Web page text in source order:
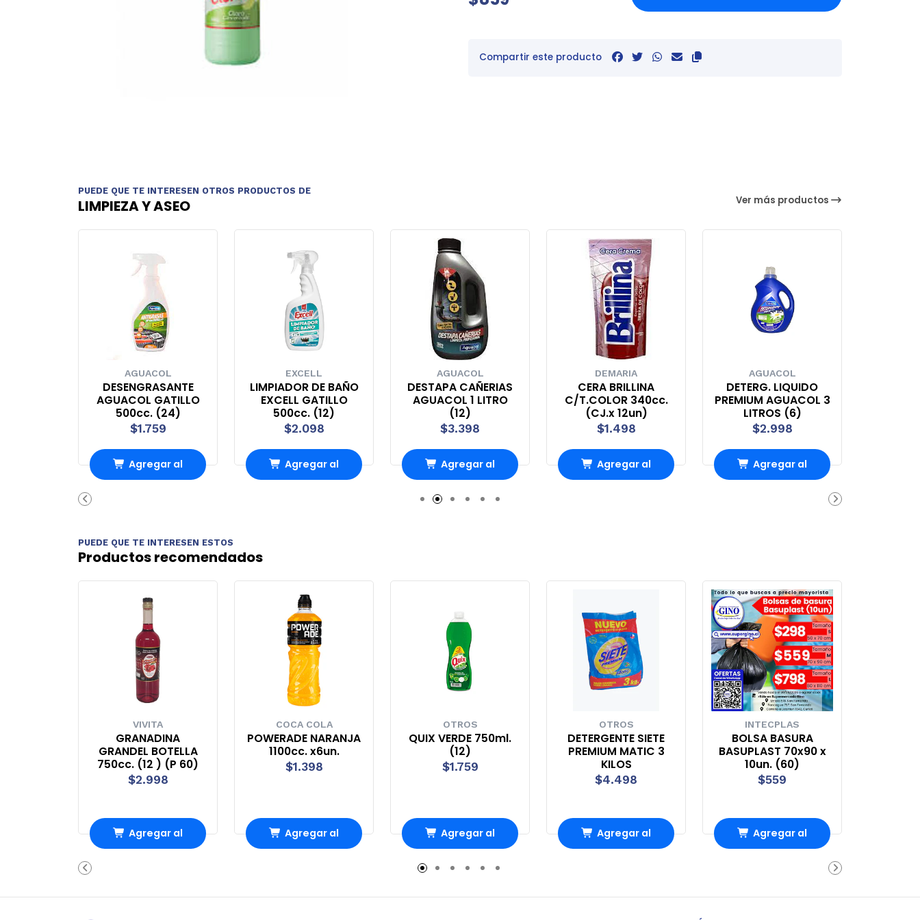
Compartir este producto
PUEDE QUE TE INTERESEN OTROS PRODUCTOS DE
LIMPIEZA Y ASEO Ver más productos
AGUACOL
DESENGRASANTE
AGUACOL GATILLO
500cc. (24)
$1.759
Agregar al
EXCELL
LIMPIADOR DE BAÑO
EXCELL GATILLO
500cc. (12)
$2.098
Agregar al
AGUACOL
DESTAPA CAÑERIAS
AGUACOL 1 LITRO
(12)
$3.398
Agregar al
carrito
DEMARIA
CERA BRILLINA
C/T.COLOR 340cc.
(CJ.x 12un)
$1.498
Agregar al
AGUACOL
DETERG. LIQUIDO
PREMIUM AGUACOL 3
LITROS (6)
$2.998
Agregar al
PUEDE QUE TE INTERESEN ESTOS
Productos recomendados
VIVITA
GRANADINA
GRANDEL BOTELLA
750cc. (12 ) (P 60)
$2.998
Agregar al
COCA COLA
POWERADE NARANJA
1100cc. x6un.
$1.398
Agregar al
OTROS
QUIX VERDE 750ml.
(12)
$1.759
Agregar al
carrito
OTROS
DETERGENTE SIETE
PREMIUM MATIC 3
KILOS
$4.498
Agregar al
INTECPLAS
BOLSA BASURA
BASUPLAST 70x90 x
10un. (60)
$559
Agregar al